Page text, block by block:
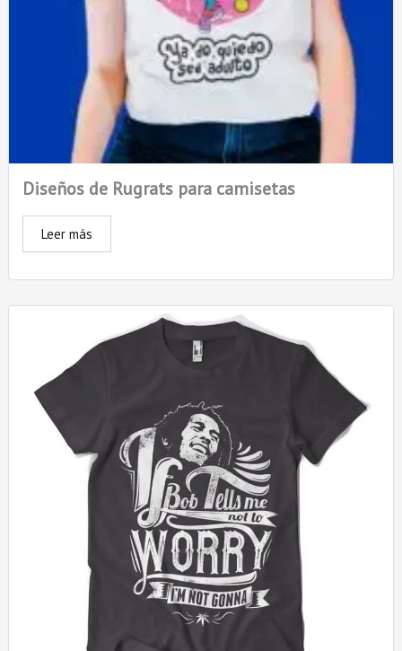
Diseños de Rugrats para camisetas
Leer más